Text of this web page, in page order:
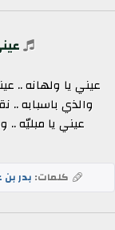
عيني يا ولهانه ..
والذي باسبابه ..
عيني يا مبليّه
كلمات: بدر